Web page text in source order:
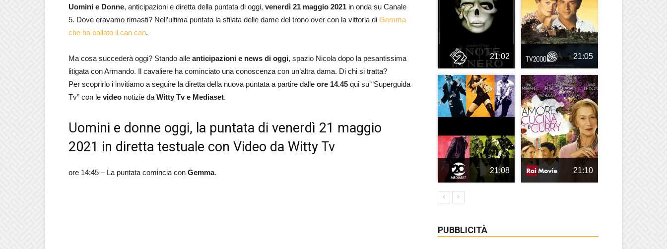
Uomini e Donne, anticipazioni e diretta della puntata di oggi, venerdì 21 maggio 2021 in onda su Canale
5. Dove eravamo rimasti? Nell’ultima puntata la sfilata delle dame del trono over con la vittoria di Gemma
che ha ballato il can can.
Ma cosa succederà oggi? Stando alle anticipazioni e news di oggi, spazio Nicola dopo la pesantissima
litigata con Armando. Il cavaliere ha cominciato una conoscenza con un’altra dama. Di chi si tratta?
Per scoprirlo i invitiamo a seguire la diretta della nuova puntata a partire dalle ore 14.45 qui su “Superguida
Tv” con le video notizie da Witty Tv e Mediaset.
Uomini e donne oggi, la puntata di venerdì 21 maggio
2021 in diretta testuale con Video da Witty Tv
ore 14:45 – La puntata comincia con Gemma.
21:02 21:05
21:08 21:10
PUBBLICITÀ